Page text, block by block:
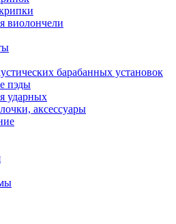
виолончели
барабанных установок
пэды
ударных
аксессуары